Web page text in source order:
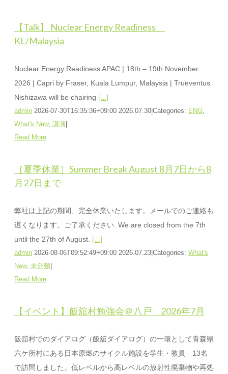
【Talk】 Nuclear Energy Readiness
KL/Malaysia
Nuclear Energy Readiness APAC | 18th – 19th November
2026 | Capri by Fraser, Kuala Lumpur, Malaysia | Trueventus
Nishizawa will be chairing [...]
admin 2026-07-30T16:35:36+09:00 2026.07.30 Categories: ENG,
What's New, 講演
Read More
［夏季休業］Summer Break August 8月7日から8
月27日まで
弊社は上記の期間、完全休業いたします。メールでのご連絡も
遅くなります。ご了承ください. We are closed from the 7th
until the 27th of August. [...]
admin 2026-08-06T09:52:49+09:00 2026.07.23 Categories: What's
New, 未分類
Read More
【イベント】飯舘村勉強会＠八戸 2026年7月
飯舘村でのダイアログ（飯舘ダイアログ）の一環として青森県
六ケ所村にある日本原燃のサイクル施設を学生・教員 13名
で訪問しました。低レベルから高レベルの放射性廃棄物や再処